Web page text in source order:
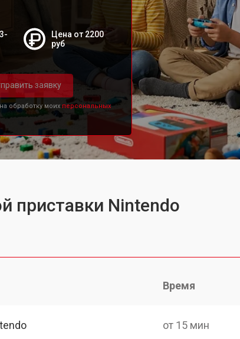
Цена от 2200
руб
заявку
обработку моих персональных
приставки Nintendo
Время
от 15 мин